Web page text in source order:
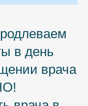
в день
врача